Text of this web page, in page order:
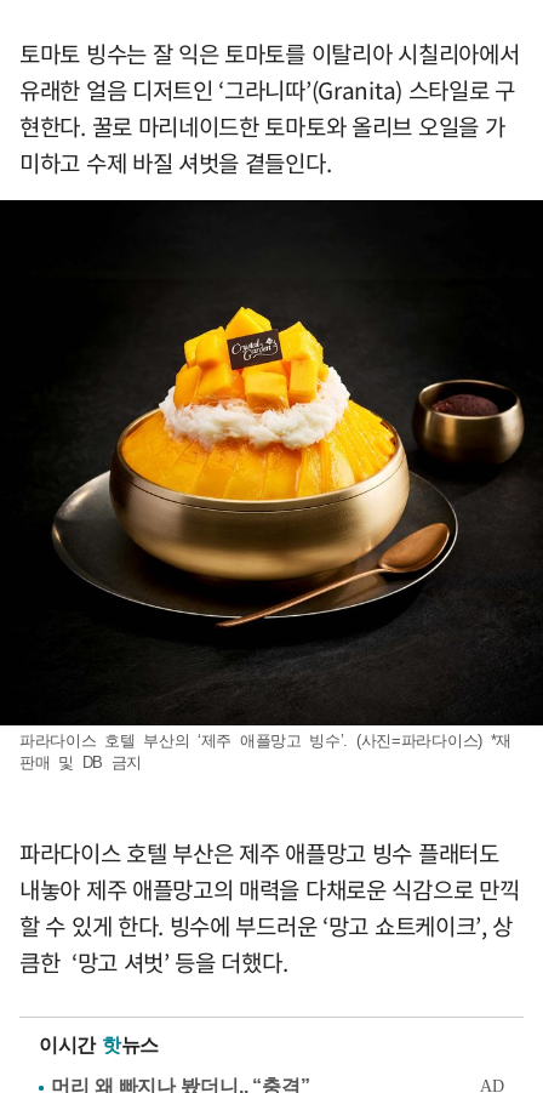
토마토 빙수는 잘 익은 토마토를 이탈리아 시칠리아에서
유래한 얼음 디저트인 ‘그라니따’(Granita) 스타일로 구
현한다. 꿀로 마리네이드한 토마토와 올리브 오일을 가
미하고 수제 바질 셔벗을 곁들인다.
파라다이스 호텔 부산의 ‘제주 애플망고 빙수’. (사진=파라다이스) *재
판매 및 DB 금지
파라다이스 호텔 부산은 제주 애플망고 빙수 플래터도
내놓아 제주 애플망고의 매력을 다채로운 식감으로 만끽
할 수 있게 한다. 빙수에 부드러운 ‘망고 쇼트케이크’, 상
큼한 ‘망고 셔벗’ 등을 더했다.
이시간 핫뉴스